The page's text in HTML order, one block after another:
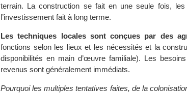
terrain. La construction se fait en une seule fois,
l’investissement fait à long terme.
Les techniques locales sont conçues par des
fonctions selon les lieux et les nécessités et la
disponibilités en main d’œuvre familiale). Les
revenus sont généralement immédiats.
Pourquoi les multiples tentatives faites, de la